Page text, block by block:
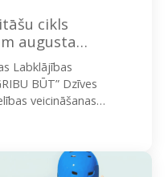
cikls
augusta
Labklājības
BŪT” Dzīves
veicināšanas